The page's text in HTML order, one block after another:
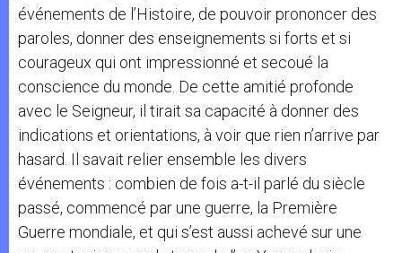
événements de l’Histoire, de pouvoir prononcer des
paroles, donner des enseignements si forts et si
courageux qui ont impressionné et secoué la
conscience du monde. De cette amitié profonde
avec le Seigneur, il tirait sa capacité à donner des
indications et orientations, à voir que rien n’arrive par
hasard. Il savait relier ensemble les divers
événements : combien de fois a-t-il parlé du siècle
passé, commencé par une guerre, la Première
Guerre mondiale, et qui s’est aussi achevé sur une